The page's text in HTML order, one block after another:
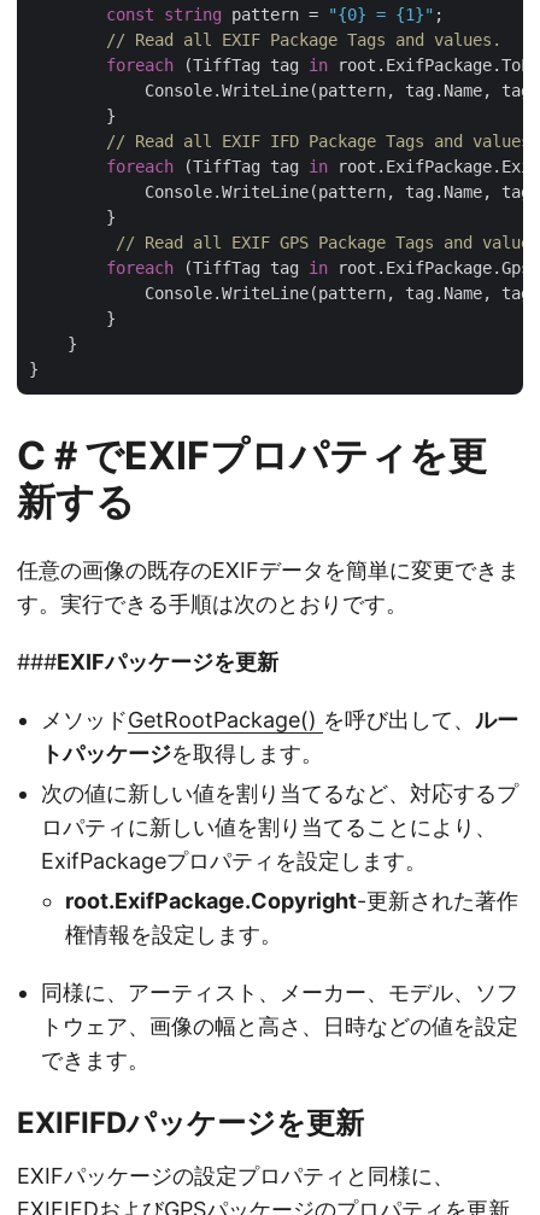
const
string pattern = "{0} = {1}" ;
// Read all EXIF Package Tags and values.
foreach (TiffTag tag in
Console.WriteLine(pattern, tag.Name,
        }
// Read all EXIF IFD Package Tags and values.
foreach (TiffTag tag in
Console.WriteLine(pattern, tag.Name,
        }
// Read all EXIF GPS Package Tags and
foreach (TiffTag tag in
Console.WriteLine(pattern, tag.Name,
        }
    }
C＃でEXIFプロパティを更
新する
任意の画像の既存のEXIFデータを簡単に変更できま
す。実行できる手順は次のとおりです。
###EXIFパッケージを更新
メソッドGetRootPackage() を呼び出して、 ルー
トパッケージを取得します。
次の値に新しい値を割り当てるなど、対応するプ
ロパティに新しい値を割り当てることにより、
ExifPackageプロパティを設定します。
root.ExifPackage.Copyright-更新された著作
権情報を設定します。
同様に、アーティスト、メーカー、モデル、ソフ
トウェア、画像の幅と高さ、日時などの値を設定
できます。
EXIFIFDパッケージを更新
EXIFパッケージの設定プロパティと同様に、
EXIFIFDおよびGPSパッケージのプロパティを更新